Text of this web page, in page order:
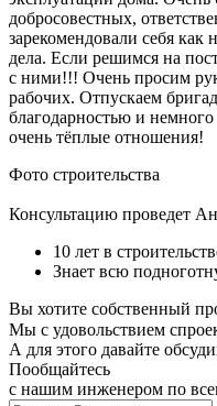
добросовестных,
зарекомендовали себя как
дела. Если решимся на
с ними!!! Очень просим
рабочих. Отпускаем
благодарностью и
очень тёплые отношения!
Фото строительства
Консультацию проведет
10 лет в
Знает всю
Вы хотите собственный
Мы с удовольствием
А для этого давайте
Пообщайтесь
с нашим инженером по